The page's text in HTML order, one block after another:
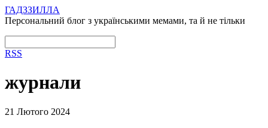
ГАДЗЗИЛЛА
Персональний блог з українськими мемами, та й не тільки
RSS
журнали
21 Лютого 2024